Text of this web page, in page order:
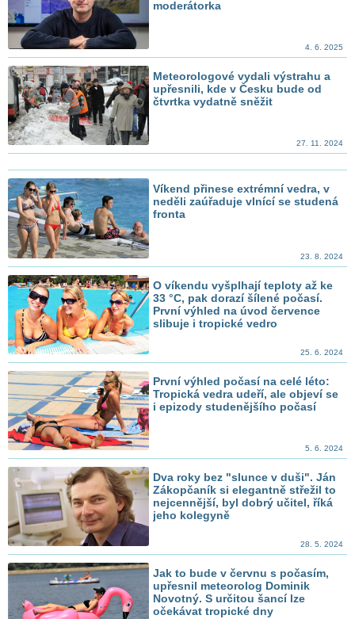
moderátorka
4. 6. 2025
Meteorologové vydali výstrahu a
upřesnili, kde v Česku bude od
čtvrtka vydatně sněžit
27. 11. 2024
Víkend přinese extrémní vedra, v
neděli zaúřaduje vlnící se studená
fronta
23. 8. 2024
O víkendu vyšplhají teploty až ke
33 °C, pak dorazí šílené počasí.
První výhled na úvod července
slibuje i tropické vedro
25. 6. 2024
První výhled počasí na celé léto:
Tropická vedra udeří, ale objeví se
i epizody studenějšího počasí
5. 6. 2024
Dva roky bez "slunce v duši". Ján
Zákopčaník si elegantně střežil to
nejcennější, byl dobrý učitel, říká
jeho kolegyně
28. 5. 2024
Jak to bude v červnu s počasím,
upřesnil meteorolog Dominik
Novotný. S určitou šancí lze
očekávat tropické dny